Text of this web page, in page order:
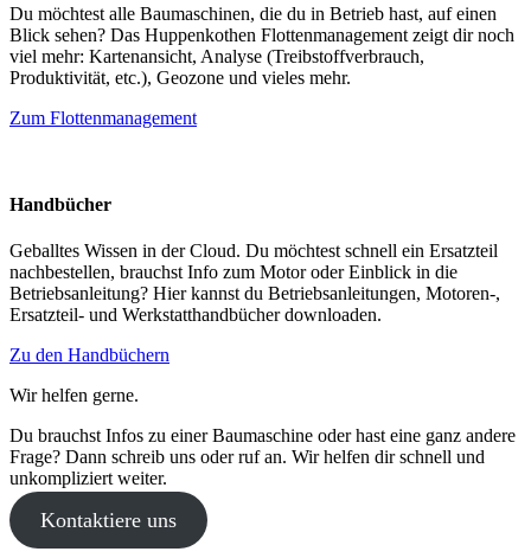
Du möchtest alle Baumaschinen, die du in Betrieb hast, auf einen
Blick sehen? Das Huppenkothen Flottenmanagement zeigt dir noch
viel mehr: Kartenansicht, Analyse (Treibstoffverbrauch,
Produktivität, etc.), Geozone und vieles mehr.
Zum Flottenmanagement
Handbücher
Geballtes Wissen in der Cloud. Du möchtest schnell ein Ersatzteil
nachbestellen, brauchst Info zum Motor oder Einblick in die
Betriebsanleitung? Hier kannst du Betriebsanleitungen, Motoren-,
Ersatzteil- und Werkstatthandbücher downloaden.
Zu den Handbüchern
Wir helfen gerne.
Du brauchst Infos zu einer Baumaschine oder hast eine ganz andere
Frage? Dann schreib uns oder ruf an. Wir helfen dir schnell und
unkompliziert weiter.
Kontaktiere uns